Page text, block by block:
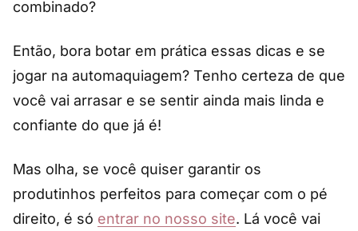
combinado?
Então, bora botar em prática essas dicas e se
jogar na automaquiagem? Tenho certeza de que
você vai arrasar e se sentir ainda mais linda e
confiante do que já é!
Mas olha, se você quiser garantir os
produtinhos perfeitos para começar com o pé
direito, é só entrar no nosso site. Lá você vai